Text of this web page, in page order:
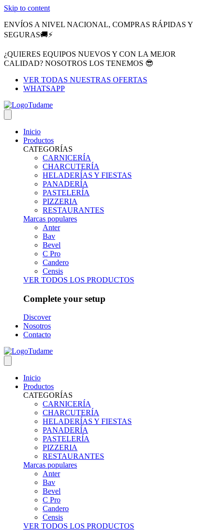
Skip to content
ENVÍOS A NIVEL NACIONAL, COMPRAS RÁPIDAS Y
SEGURAS🚚⚡
¿QUIERES EQUIPOS NUEVOS Y CON LA MEJOR
CALIDAD? NOSOTROS LOS TENEMOS 😎
VER TODAS NUESTRAS OFERTAS
WHATSAPP
Inicio
Productos
CATEGORÍAS
CARNICERÍA
CHARCUTERÍA
HELADERÍAS Y FIESTAS
PANADERÍA
PASTELERÍA
PIZZERIA
RESTAURANTES
Marcas populares
Anter
Bav
Bevel
C Pro
Candero
Censis
VER TODOS LOS PRODUCTOS
Complete your setup
Discover
Nosotros
Contacto
Inicio
Productos
CATEGORÍAS
CARNICERÍA
CHARCUTERÍA
HELADERÍAS Y FIESTAS
PANADERÍA
PASTELERÍA
PIZZERIA
RESTAURANTES
Marcas populares
Anter
Bav
Bevel
C Pro
Candero
Censis
VER TODOS LOS PRODUCTOS